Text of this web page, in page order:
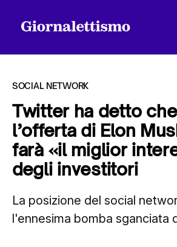
Tutti gli articoli
Chi siamo
SOCIAL NETWORK
Twitter ha detto
l’offerta di Elon
farà «il miglior
degli investitori
La posizione del social
l'ennesima bomba sganciata